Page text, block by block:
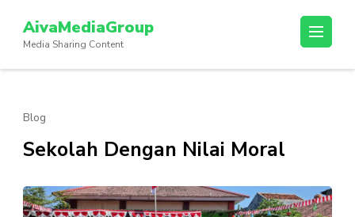
konten
(Tekan
AivaMediaGroup
Media Sharing Content
Blog
Sekolah Dengan Nilai Moral